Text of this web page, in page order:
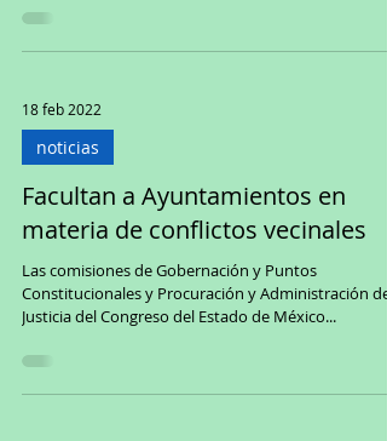
18 feb 2022
noticias
Facultan a Ayuntamientos en
materia de conflictos vecinales
Las comisiones de Gobernación y Puntos
Constitucionales y Procuración y Administración de
Justicia del Congreso del Estado de México...